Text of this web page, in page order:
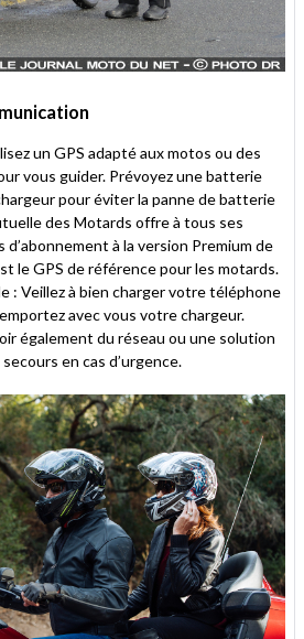
un GPS adapté aux motos ou des
vous guider. Prévoyez une batterie
pour éviter la panne de batterie
des Motards offre à tous ses
d’abonnement à la version Premium de
le GPS de référence pour les motards.
: Veillez à bien charger votre téléphone
avec vous votre chargeur.
également du réseau ou une solution
en cas d’urgence.